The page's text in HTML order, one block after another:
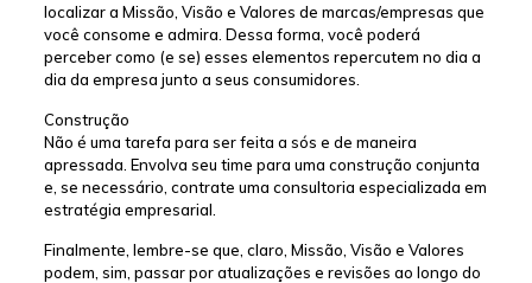
localizar a Missão, Visão e Valores de marcas/empresas que
você consome e admira. Dessa forma, você poderá
perceber como (e se) esses elementos repercutem no dia a
dia da empresa junto a seus consumidores.
Construção
Não é uma tarefa para ser feita a sós e de maneira
apressada. Envolva seu time para uma construção conjunta
e, se necessário, contrate uma consultoria especializada em
estratégia empresarial.
Finalmente, lembre-se que, claro, Missão, Visão e Valores
podem, sim, passar por atualizações e revisões ao longo do